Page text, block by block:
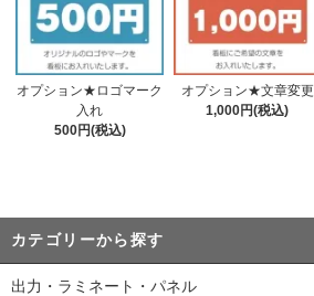
オプション★ロゴマーク
入れ
500円(税込)
オプション★文章変更
1,000円(税込)
カテゴリーから探す
出力・ラミネート・パネル